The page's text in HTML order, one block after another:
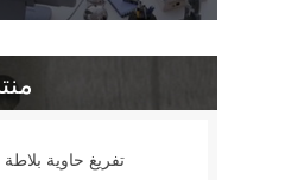
تفريغ حاوية بلاطة